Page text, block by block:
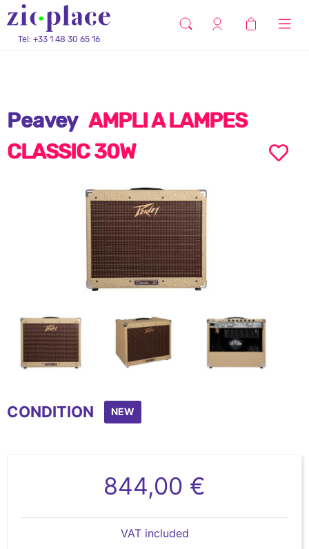
Tel: +33 1 48 30 65 16
Peavey AMPLI A LAMPES
CLASSIC 30W
of
CONDITION NEW
844,00 €
VAT included